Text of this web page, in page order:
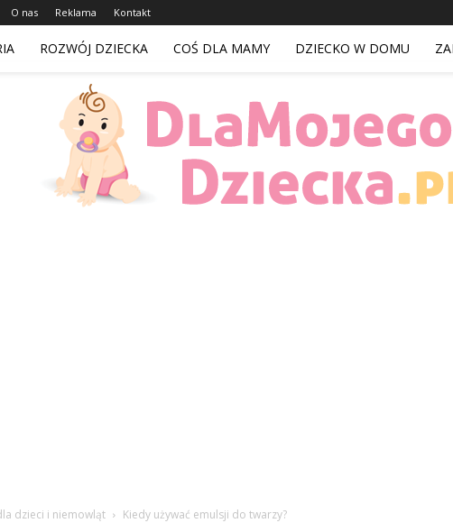
O nas Reklama Kontakt
ROZWÓJ DZIECKA COŚ DLA MAMY DZIECKO W DOMU
dzieci i niemowląt Kiedy używać emulsji do twarzy?